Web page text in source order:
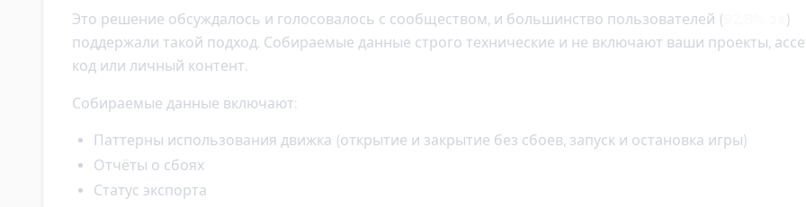
Это решение обсуждалось и голосовалось с сообществом, и большинство пользователей (
)
поддержали такой подход. Собираемые данные строго технические и не включают ваши проекты,
код или личный контент.
Собираемые данные включают:
Паттерны использования движка (открытие и закрытие без сбоев, запуск и остановка игры)
Отчёты о сбоях
Статус экспорта